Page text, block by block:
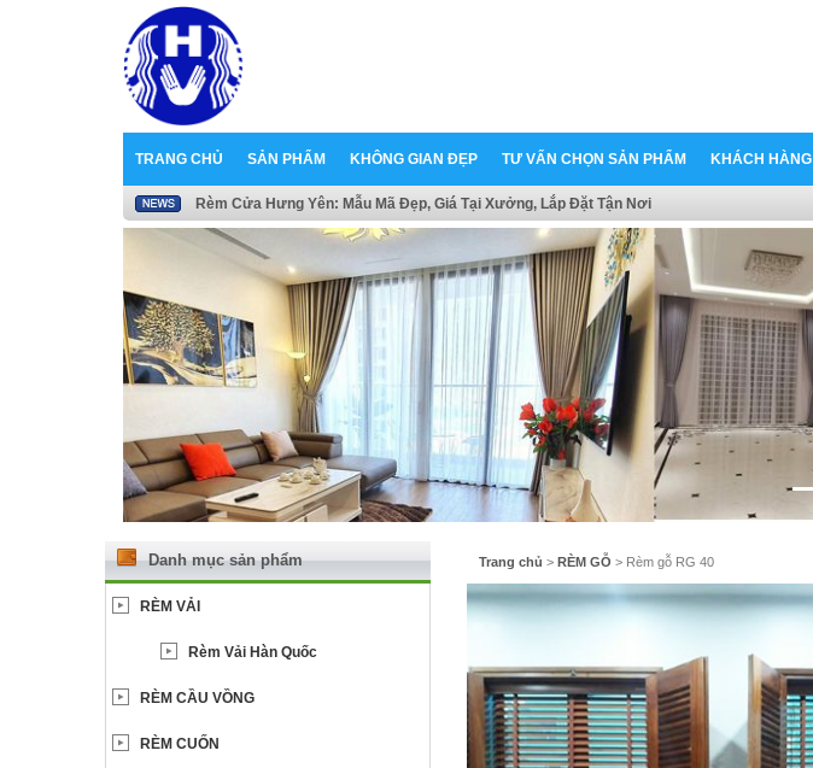
TRANG CHỦ SẢN PHẨM KHÔNG GIAN ĐẸP TƯ VẤN CHỌN SẢN PHẨM KHÁCH HÀNG
Rèm Cửa Hưng Yên: Mẫu Mã Đẹp, Giá Tại Xưởng, Lắp Đặt Tận Nơi
Trang chủ > RÈM GỖ > Rèm gỗ RG 40
Danh mục sản phẩm
RÈM VẢI
Rèm Vải Hàn Quốc
RÈM CẦU VỒNG
RÈM CUỐN